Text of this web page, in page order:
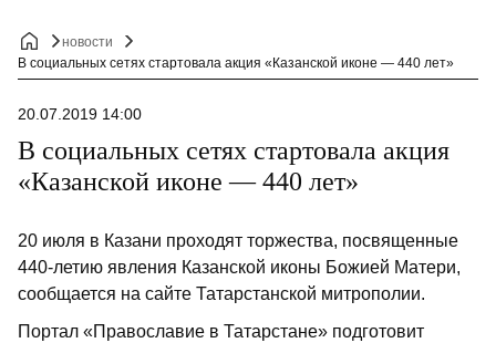
новости
В социальных сетях стартовала акция «Казанской иконе — 440 лет»
20.07.2019 14:00
В социальных сетях стартовала акция
«Казанской иконе — 440 лет»
20 июля в Казани проходят торжества, посвященные
440-летию явления Казанской иконы Божией Матери,
сообщается на сайте Татарстанской митрополии.
Портал «Православие в Татарстане» подготовит